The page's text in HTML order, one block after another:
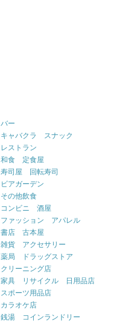
バー
キャバクラ スナック
レストラン
和食 定食屋
寿司屋 回転寿司
ビアガーデン
その他飲食
コンビニ 酒屋
ファッション アパレル
書店 古本屋
雑貨 アクセサリー
薬局 ドラッグストア
クリーニング店
家具 リサイクル 日用品店
スポーツ用品店
カラオケ店
銭湯 コインランドリー